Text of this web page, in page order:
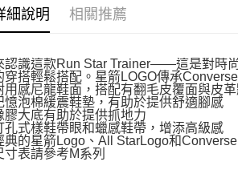
細說明 相關推薦
認識這款Run Star Trainer——這是對時
穿搭輕鬆搭配。星箭LOGO傳承Converse
用感尼龍鞋面，搭配有翻毛皮覆面與皮
憶泡棉緩震鞋墊，有助於提供舒適腳感
膠大底有助於提供抓地力
孔式樣鞋帶眼和蠟感鞋帶，增添高級感
典的星箭Logo、All StarLogo和
寸表請參考M系列